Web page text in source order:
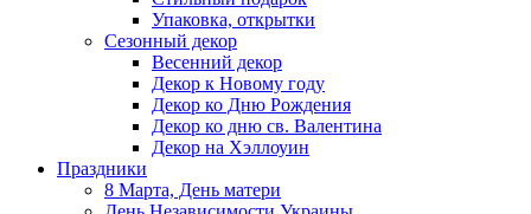
Упаковка, открытки
Сезонный декор
Весенний декор
Декор к Новому году
Декор ко Дню Рождения
Декор ко дню св. Валентина
Декор на Хэллоуин
Праздники
8 Марта, День матери